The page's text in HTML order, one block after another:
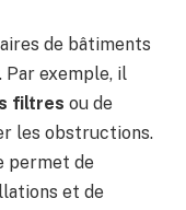
de bâtiments
Par exemple, il
filtres ou de
les obstructions.
permet de
et de